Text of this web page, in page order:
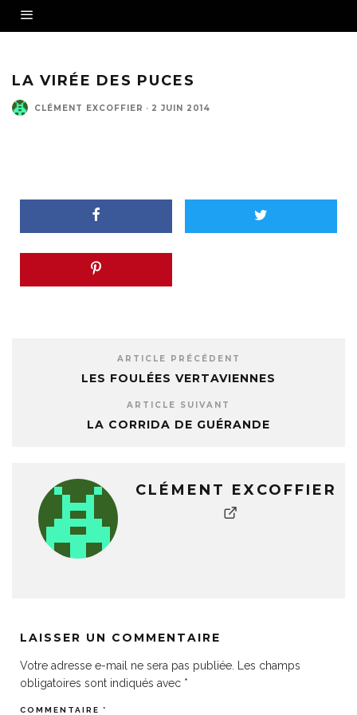
LA VIRÉE DES PUCES
CLÉMENT EXCOFFIER · 2 JUIN 2014
ARTICLE PRÉCÉDENT
LES FOULÉES VERTAVIENNES
ARTICLE SUIVANT
LA CORRIDA DE GUÉRANDE
CLÉMENT EXCOFFIER
LAISSER UN COMMENTAIRE
Votre adresse e-mail ne sera pas publiée.
Les champs
obligatoires sont indiqués avec *
COMMENTAIRE *